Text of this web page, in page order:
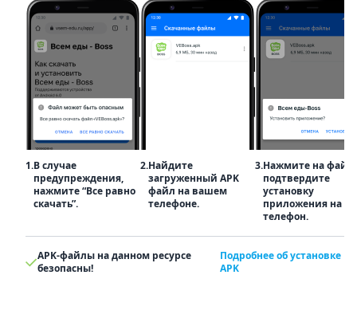
1.В случае
предупреждения,
нажмите “Все равно
скачать”.
2.Найдите
загруженный APK
файл на вашем
телефоне.
3.Нажмите на файл
подтвердите
установку
приложения на
телефон.
APK-файлы на данном ресурсе
безопасны!
Подробнее об установке
APK